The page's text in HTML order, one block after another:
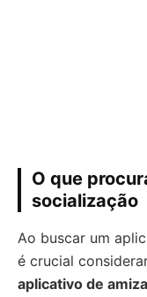
O que
socialização
Ao buscar um
é crucial
aplicativo de